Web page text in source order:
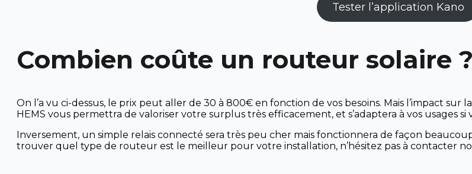
Tester l’application Kano
Combien coûte un routeur solaire ?
On l’a vu ci-dessus, le prix peut aller de 30 à 800€ en fonction de vos besoins. Mais l’impact
HEMS vous permettra de valoriser votre surplus très efficacement, et s’adaptera à vos usages
Inversement, un simple relais connecté sera très peu cher mais fonctionnera de façon
trouver quel type de routeur est le meilleur pour votre installation, n’hésitez pas à contacter